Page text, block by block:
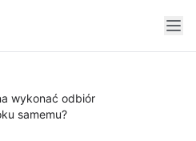
wykonać odbiór
samemu?